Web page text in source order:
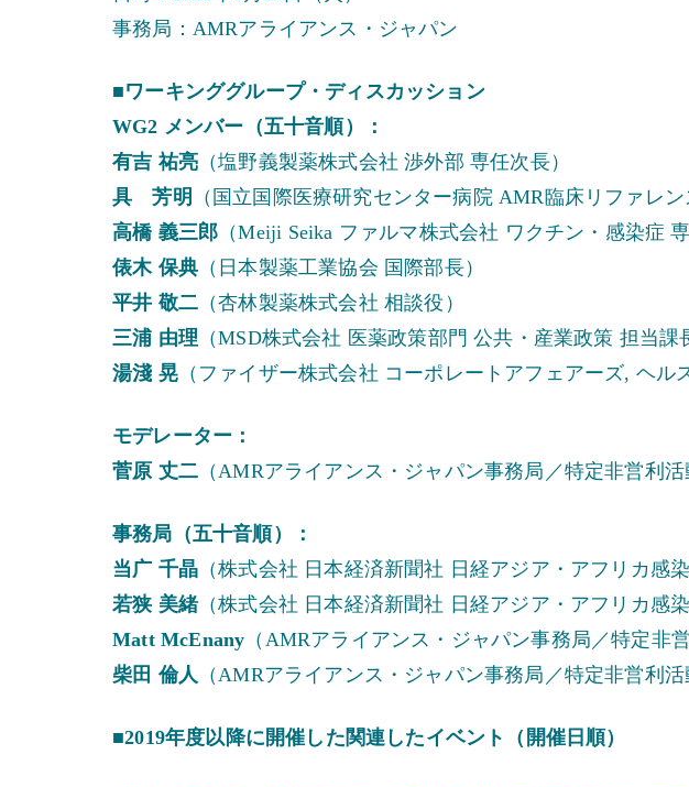
事務局：AMRアライアンス・ジャパン
■ワーキンググループ・ディスカッション
WG2 メンバー（五十音順）：
有吉 祐亮 （塩野義製薬株式会社 渉外部 専任次長）
具 芳明
（国立国際医療研究センター病院 AMR臨床リファレ
高橋 義三郎 （Meiji Seika ファルマ株式会社 ワクチン・感染症 専
俵木 保典 （日本製薬工業協会 国際部長）
平井 敬二 （杏林製薬株式会社 相談役）
三浦 由理 （MSD株式会社 医薬政策部門 公共・産業政策 担当課
湯淺 晃（ファイザー株式会社 コーポレートアフェアーズ, ヘ
モデレーター：
菅原 丈二 （AMRアライアンス・ジャパン事務局／特定非営利
事務局（五十音順）：
当广 千晶 （株式会社 日本経済新聞社 日経アジア・アフリカ感
若狭 美緒（株式会社 日本経済新聞社 日経アジア・アフリカ感
Matt McEnany （AMRアライアンス・ジャパン事務局／特定非
柴田 倫人 （AMRアライアンス・ジャパン事務局／特定非営利
■2019年度以降に開催した関連したイベント（開催日順）